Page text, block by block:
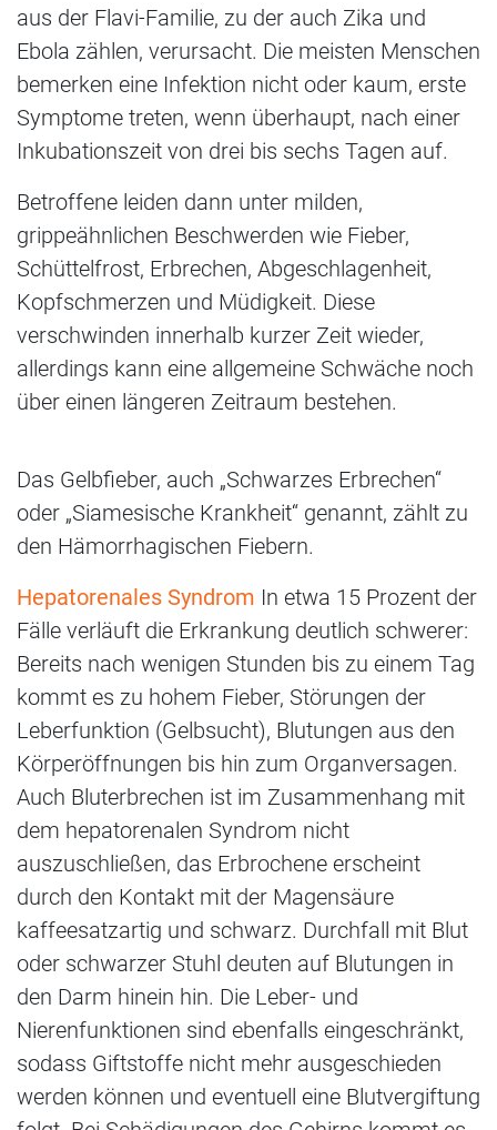
aus der Flavi-Familie, zu der auch Zika und
Ebola zählen, verursacht. Die meisten Menschen
bemerken eine Infektion nicht oder kaum, erste
Symptome treten, wenn überhaupt, nach einer
Inkubationszeit von drei bis sechs Tagen auf.
Betroffene leiden dann unter milden,
grippeähnlichen Beschwerden wie Fieber,
Schüttelfrost, Erbrechen, Abgeschlagenheit,
Kopfschmerzen und Müdigkeit. Diese
verschwinden innerhalb kurzer Zeit wieder,
allerdings kann eine allgemeine Schwäche noch
über einen längeren Zeitraum bestehen.
Das Gelbfieber, auch „Schwarzes Erbrechen“
oder „Siamesische Krankheit“ genannt, zählt zu
den Hämorrhagischen Fiebern.
Hepatorenales Syndrom In etwa 15 Prozent der
Fälle verläuft die Erkrankung deutlich schwerer:
Bereits nach wenigen Stunden bis zu einem Tag
kommt es zu hohem Fieber, Störungen der
Leberfunktion (Gelbsucht), Blutungen aus den
Körperöffnungen bis hin zum Organversagen.
Auch Bluterbrechen ist im Zusammenhang mit
dem hepatorenalen Syndrom nicht
auszuschließen, das Erbrochene erscheint
durch den Kontakt mit der Magensäure
kaffeesatzartig und schwarz. Durchfall mit Blut
oder schwarzer Stuhl deuten auf Blutungen in
den Darm hinein hin. Die Leber- und
Nierenfunktionen sind ebenfalls eingeschränkt,
sodass Giftstoffe nicht mehr ausgeschieden
werden können und eventuell eine Blutvergiftung